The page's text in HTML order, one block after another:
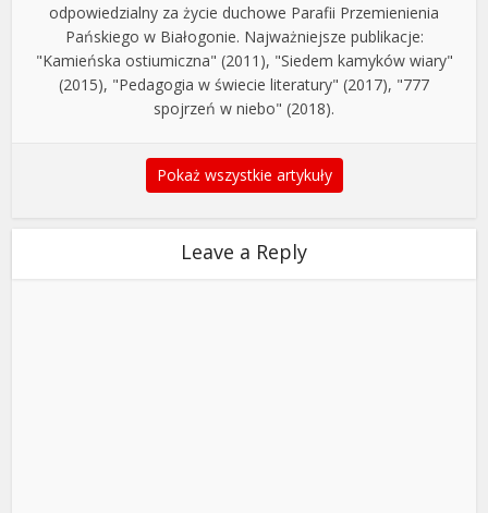
odpowiedzialny za życie duchowe Parafii Przemienienia
Pańskiego w Białogonie. Najważniejsze publikacje:
"Kamieńska ostiumiczna" (2011), "Siedem kamyków wiary"
(2015), "Pedagogia w świecie literatury" (2017), "777
spojrzeń w niebo" (2018).
Pokaż wszystkie artykuły
Leave a Reply